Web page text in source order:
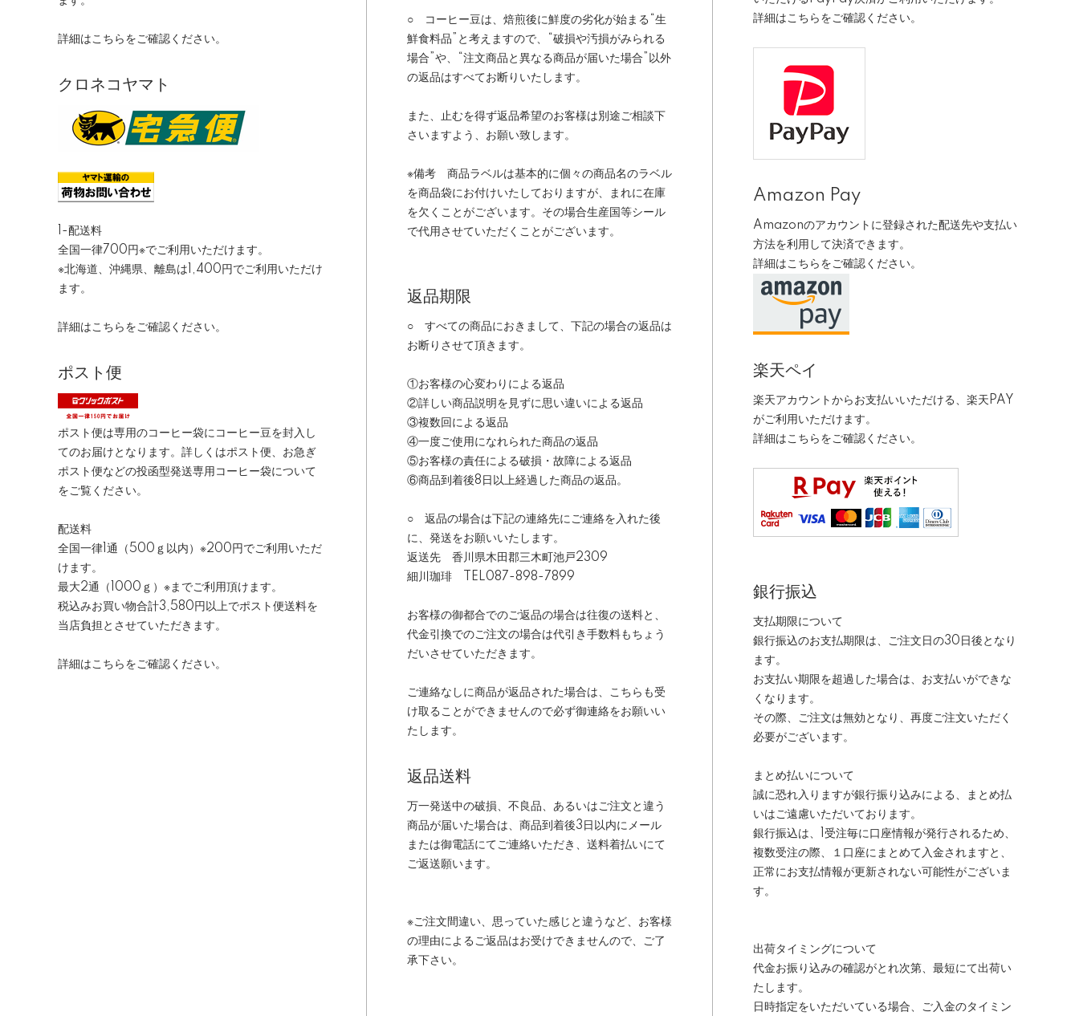
詳細はこちらをご確認ください。
クロネコヤマト
1-配送料
全国一律700円※でご利用いただけます。
※北海道、沖縄県、離島は1,400円でご利用いただけ
ます。
詳細はこちらをご確認ください。
ポスト便
ポスト便は専用のコーヒー袋にコーヒー豆を封入し
てのお届けとなります。詳しくはポスト便、お急ぎ
ポスト便などの投函型発送専用コーヒー袋について
をご覧ください。
配送料
全国一律1通（500ｇ以内）※200円でご利用いただ
けます。
最大2通（1000ｇ）※までご利用頂けます。
税込みお買い物合計3,580円以上でポスト便送料を
当店負担とさせていただきます。
詳細はこちらをご確認ください。
○ コーヒー豆は、焙煎後に鮮度の劣化が始まる“生
鮮食料品”と考えますので、“破損や汚損がみられる
場合”や、“注文商品と異なる商品が届いた場合”以外
の返品はすべてお断りいたします。
また、止むを得ず返品希望のお客様は別途ご相談下
さいますよう、お願い致します。
※備考 商品ラベルは基本的に個々の商品名のラベル
を商品袋にお付けいたしておりますが、まれに在庫
を欠くことがございます。その場合生産国等シール
で代用させていただくことがございます。
返品期限
○ すべての商品におきまして、下記の場合の返品は
お断りさせて頂きます。
①お客様の心変わりによる返品
②詳しい商品説明を見ずに思い違いによる返品
③複数回による返品
④一度ご使用になれられた商品の返品
⑤お客様の責任による破損・故障による返品
⑥商品到着後8日以上経過した商品の返品。
○ 返品の場合は下記の連絡先にご連絡を入れた後
に、発送をお願いいたします。
返送先 香川県木田郡三木町池戸2309
細川珈琲 TEL087-898-7899
お客様の御都合でのご返品の場合は往復の送料と、
代金引換でのご注文の場合は代引き手数料もちょう
だいさせていただきます。
ご連絡なしに商品が返品された場合は、こちらも受
け取ることができませんので必ず御連絡をお願いい
たします。
返品送料
万一発送中の破損、不良品、あるいはご注文と違う
商品が届いた場合は、商品到着後3日以内にメール
または御電話にてご連絡いただき、送料着払いにて
ご返送願います。
※ご注文間違い、思っていた感じと違うなど、お客様
の理由によるご返品はお受けできませんので、ご了
承下さい。
詳細はこちらをご確認ください。
Amazon Pay
Amazonのアカウントに登録された配送先や支払い
方法を利用して決済できます。
詳細はこちらをご確認ください。
楽天ペイ
楽天アカウントからお支払いいただける、楽天PAY
がご利用いただけます。
詳細はこちらをご確認ください。
銀行振込
支払期限について
銀行振込のお支払期限は、ご注文日の30日後となり
ます。
お支払い期限を超過した場合は、お支払いができな
くなります。
その際、ご注文は無効となり、再度ご注文いただく
必要がございます。
まとめ払いについて
誠に恐れ入りますが銀行振り込みによる、まとめ払
いはご遠慮いただいております。
銀行振込は、1受注毎に口座情報が発行されるため、
複数受注の際、１口座にまとめて入金されますと、
正常にお支払情報が更新されない可能性がございま
す。
出荷タイミングについて
代金お振り込みの確認がとれ次第、最短にて出荷い
たします。
日時指定をいただいている場合、ご入金のタイミン